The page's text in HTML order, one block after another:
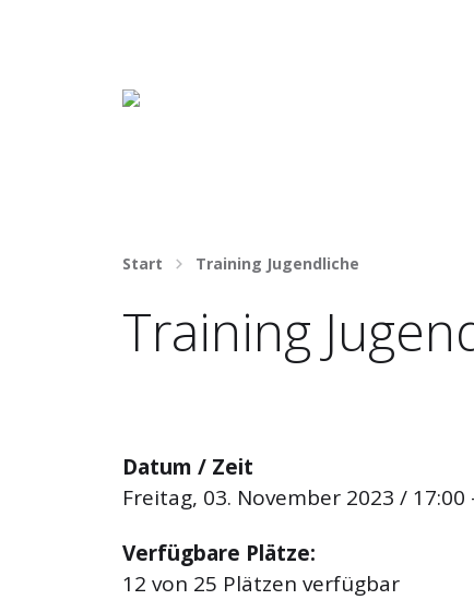
Häng nicht rum. Mach was draus!
Start Training Jugendliche
Training
Datum / Zeit
Freitag, 03. November 2023 / 17:00
Verfügbare Plätze:
12 von 25 Plätzen verfügbar